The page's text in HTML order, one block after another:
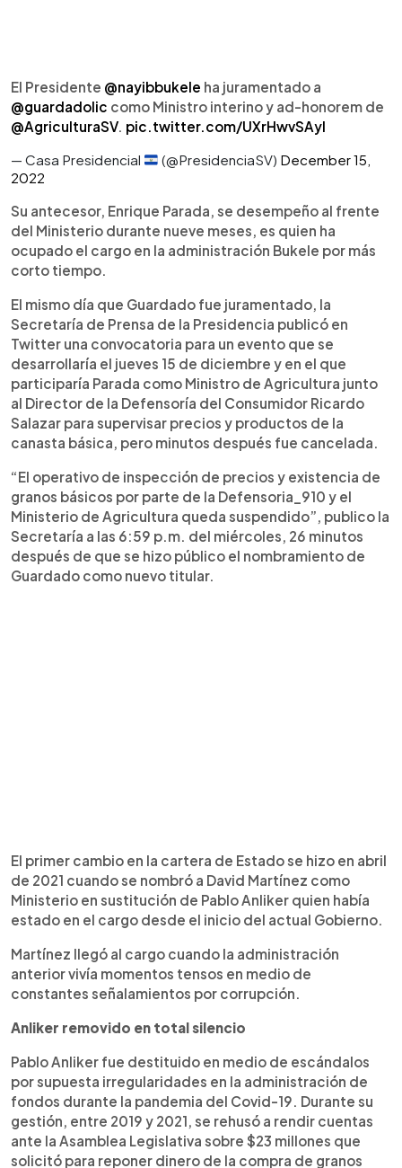
El Presidente @nayibbukele ha juramentado a
@guardadolic como Ministro interino y ad-honorem de
@AgriculturaSV. pic.twitter.com/UXrHwvSAyI
— Casa Presidencial
(@PresidenciaSV) December 15,
2022
Su antecesor, Enrique Parada, se desempeño al frente
del Ministerio durante nueve meses, es quien ha
ocupado el cargo en la administración Bukele por más
corto tiempo.
El mismo día que Guardado fue juramentado, la
Secretaría de Prensa de la Presidencia publicó en
Twitter una convocatoria para un evento que se
desarrollaría el jueves 15 de diciembre y en el que
participaría Parada como Ministro de Agricultura junto
al Director de la Defensoría del Consumidor Ricardo
Salazar para supervisar precios y productos de la
canasta básica, pero minutos después fue cancelada.
“El operativo de inspección de precios y existencia de
granos básicos por parte de la Defensoria_910 y el
Ministerio de Agricultura queda suspendido”, publico la
Secretaría a las 6:59 p.m. del miércoles, 26 minutos
después de que se hizo público el nombramiento de
Guardado como nuevo titular.
El primer cambio en la cartera de Estado se hizo en abril
de 2021 cuando se nombró a David Martínez como
Ministerio en sustitución de Pablo Anliker quien había
estado en el cargo desde el inicio del actual Gobierno.
Martínez llegó al cargo cuando la administración
anterior vivía momentos tensos en medio de
constantes señalamientos por corrupción.
Anliker removido en total silencio
Pablo Anliker fue destituido en medio de escándalos
por supuesta irregularidades en la administración de
fondos durante la pandemia del Covid-19. Durante su
gestión, entre 2019 y 2021, se rehusó a rendir cuentas
ante la Asamblea Legislativa sobre $23 millones que
solicitó para reponer dinero de la compra de granos